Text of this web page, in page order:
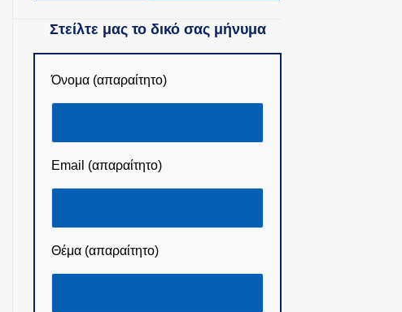
Στείλτε μας το δικό σας μήνυμα
Όνομα (απαραίτητο)
Email (απαραίτητο)
Θέμα (απαραίτητο)